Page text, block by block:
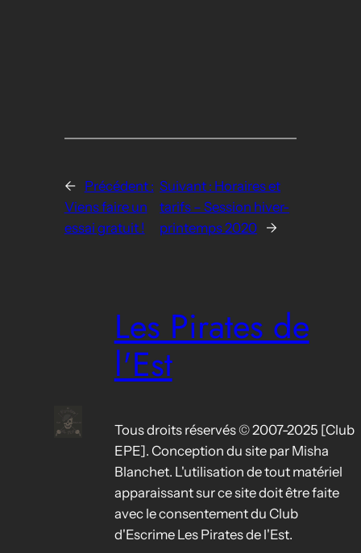
←
Précédent :
Viens faire un
essai gratuit !
Suivant : Horaires et
tarifs – Session hiver-
printemps 2020 →
Les Pirates de
l'Est
Tous droits réservés © 2007-2025 [Club
EPE]. Conception du site par Misha
Blanchet. L'utilisation de tout matériel
apparaissant sur ce site doit être faite
avec le consentement du Club
d'Escrime Les Pirates de l'Est.